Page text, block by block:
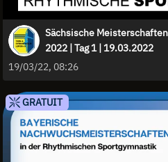
Sächsische
2022 | Tag 1 | 19.03.2022
19/03/22, 08:26
GRATUIT